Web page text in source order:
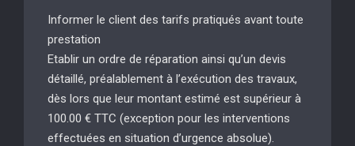
Informer le client des tarifs pratiqués avant toute
prestation
Etablir un ordre de réparation ainsi qu’un devis
détaillé, préalablement à l’exécution des travaux,
dès lors que leur montant estimé est supérieur à
100.00 € TTC (exception pour les interventions
effectuées en situation d’urgence absolue).